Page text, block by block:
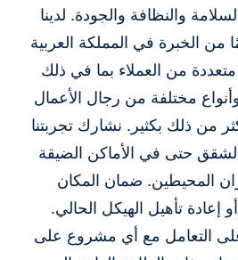
والنظافة والجودة. لدينا
الخبرة في المملكة العربية
من العملاء بما في ذلك
مختلفة من رجال الأعمال
من ذلك بكثير. نشارك تجربتنا
حتى في الأماكن الضيقة
المحيطين. ضمان المكان
إعادة تأهيل الهيكل الحالي.
التعامل مع أي مشروع على